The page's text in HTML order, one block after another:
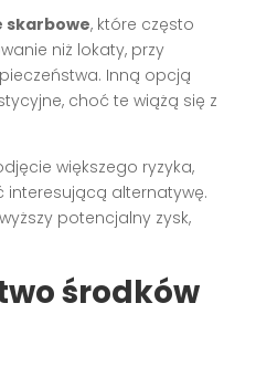
skarbowe, które często
niż lokaty, przy
Inną opcją
choć te wiążą się z
większego ryzyka,
interesującą alternatywę.
potencjalny zysk,
środków